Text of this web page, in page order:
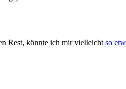
Rest, könnte ich mir vielleicht so